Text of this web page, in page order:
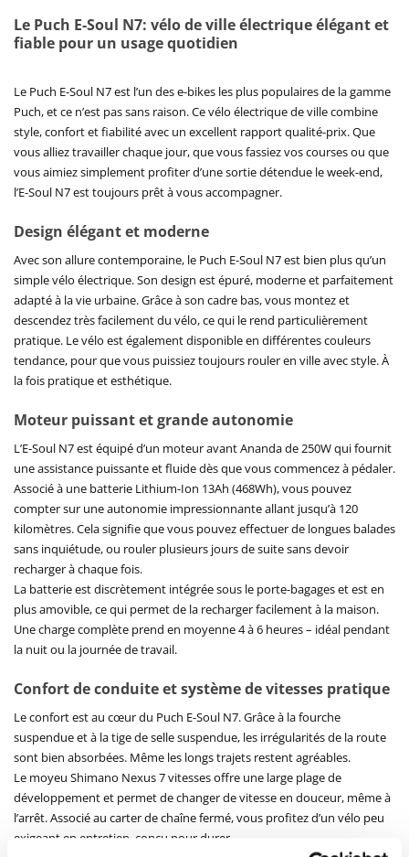
Le Puch E-Soul N7: vélo de ville électrique élégant et
fiable pour un usage quotidien
Le Puch E-Soul N7 est l’un des e-bikes les plus populaires de la gamme
Puch, et ce n’est pas sans raison. Ce vélo électrique de ville combine
style, confort et fiabilité avec un excellent rapport qualité-prix. Que
vous alliez travailler chaque jour, que vous fassiez vos courses ou que
vous aimiez simplement profiter d’une sortie détendue le week-end,
l’E-Soul N7 est toujours prêt à vous accompagner.
Design élégant et moderne
Avec son allure contemporaine, le Puch E-Soul N7 est bien plus qu’un
simple vélo électrique. Son design est épuré, moderne et parfaitement
adapté à la vie urbaine. Grâce à son cadre bas, vous montez et
descendez très facilement du vélo, ce qui le rend particulièrement
pratique. Le vélo est également disponible en différentes couleurs
tendance, pour que vous puissiez toujours rouler en ville avec style. À
la fois pratique et esthétique.
Moteur puissant et grande autonomie
L’E-Soul N7 est équipé d’un moteur avant Ananda de 250W qui fournit
une assistance puissante et fluide dès que vous commencez à pédaler.
Associé à une batterie Lithium-Ion 13Ah (468Wh), vous pouvez
compter sur une autonomie impressionnante allant jusqu’à 120
kilomètres. Cela signifie que vous pouvez effectuer de longues balades
sans inquiétude, ou rouler plusieurs jours de suite sans devoir
recharger à chaque fois.
La batterie est discrètement intégrée sous le porte-bagages et est en
plus amovible, ce qui permet de la recharger facilement à la maison.
Une charge complète prend en moyenne 4 à 6 heures – idéal pendant
la nuit ou la journée de travail.
Confort de conduite et système de vitesses pratique
Le confort est au cœur du Puch E-Soul N7. Grâce à la fourche
suspendue et à la tige de selle suspendue, les irrégularités de la route
sont bien absorbées. Même les longs trajets restent agréables.
Le moyeu Shimano Nexus 7 vitesses offre une large plage de
développement et permet de changer de vitesse en douceur, même à
l’arrêt. Associé au carter de chaîne fermé, vous profitez d’un vélo peu
exigeant en entretien, conçu pour durer.